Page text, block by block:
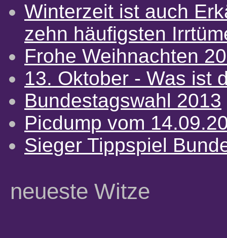
Winterzeit ist auch
zehn häufigsten
Frohe Weihnachten
13. Oktober - Was ist
Bundestagswahl 2013
Picdump vom
Sieger Tippspiel
neueste Witze